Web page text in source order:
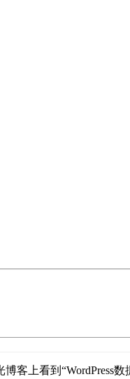
客上看到“WordPress